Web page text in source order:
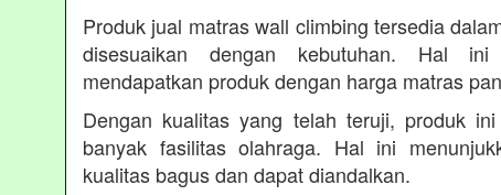
Produk jual matras wall climbing tersedia
disesuaikan dengan kebutuhan. Hal ini
mendapatkan produk dengan harga matras
Dengan kualitas yang telah teruji, produk
banyak fasilitas olahraga. Hal ini
kualitas bagus dan dapat diandalkan.